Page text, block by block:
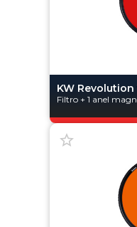
KW
Filtro + 1 anel